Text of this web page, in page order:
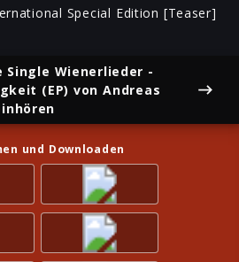
Special Edition [Teaser]
Single Wienerlieder -
(EP) von Andreas
und Downloaden